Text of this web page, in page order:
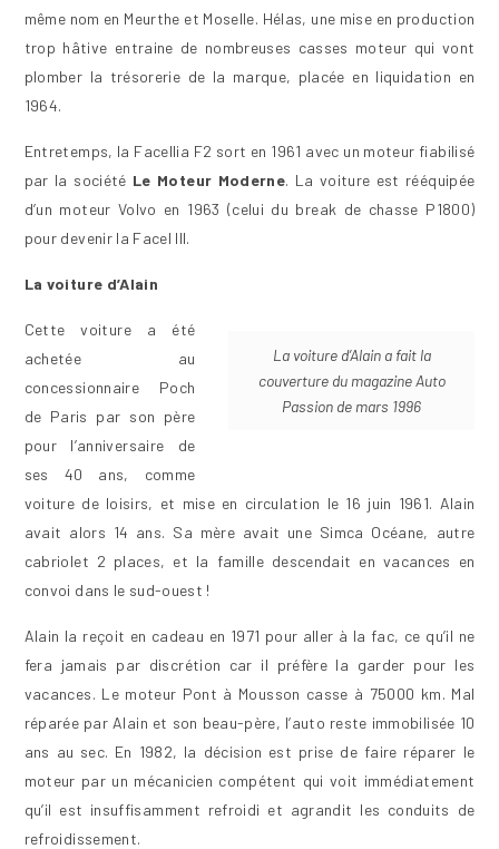
même nom en Meurthe et Moselle. Hélas, une mise en production
trop hâtive entraine de nombreuses casses moteur qui vont
plomber la trésorerie de la marque, placée en liquidation en
1964.
Entretemps, la Facellia F2 sort en 1961 avec un moteur fiabilisé
par la société Le Moteur Moderne. La voiture est rééquipée
d’un moteur Volvo en 1963 (celui du break de chasse P1800)
pour devenir la Facel III.
La voiture d’Alain
La voiture d’Alain a fait la
couverture du magazine Auto
Passion de mars 1996
Cette voiture a été
achetée au
concessionnaire Poch
de Paris par son père
pour l’anniversaire de
ses 40 ans, comme
voiture de loisirs, et mise en circulation le 16 juin 1961. Alain
avait alors 14 ans. Sa mère avait une Simca Océane, autre
cabriolet 2 places, et la famille descendait en vacances en
convoi dans le sud-ouest !
Alain la reçoit en cadeau en 1971 pour aller à la fac, ce qu’il ne
fera jamais par discrétion car il préfère la garder pour les
vacances. Le moteur Pont à Mousson casse à 75000 km. Mal
réparée par Alain et son beau-père, l’auto reste immobilisée 10
ans au sec. En 1982, la décision est prise de faire réparer le
moteur par un mécanicien compétent qui voit immédiatement
qu’il est insuffisamment refroidi et agrandit les conduits de
refroidissement.